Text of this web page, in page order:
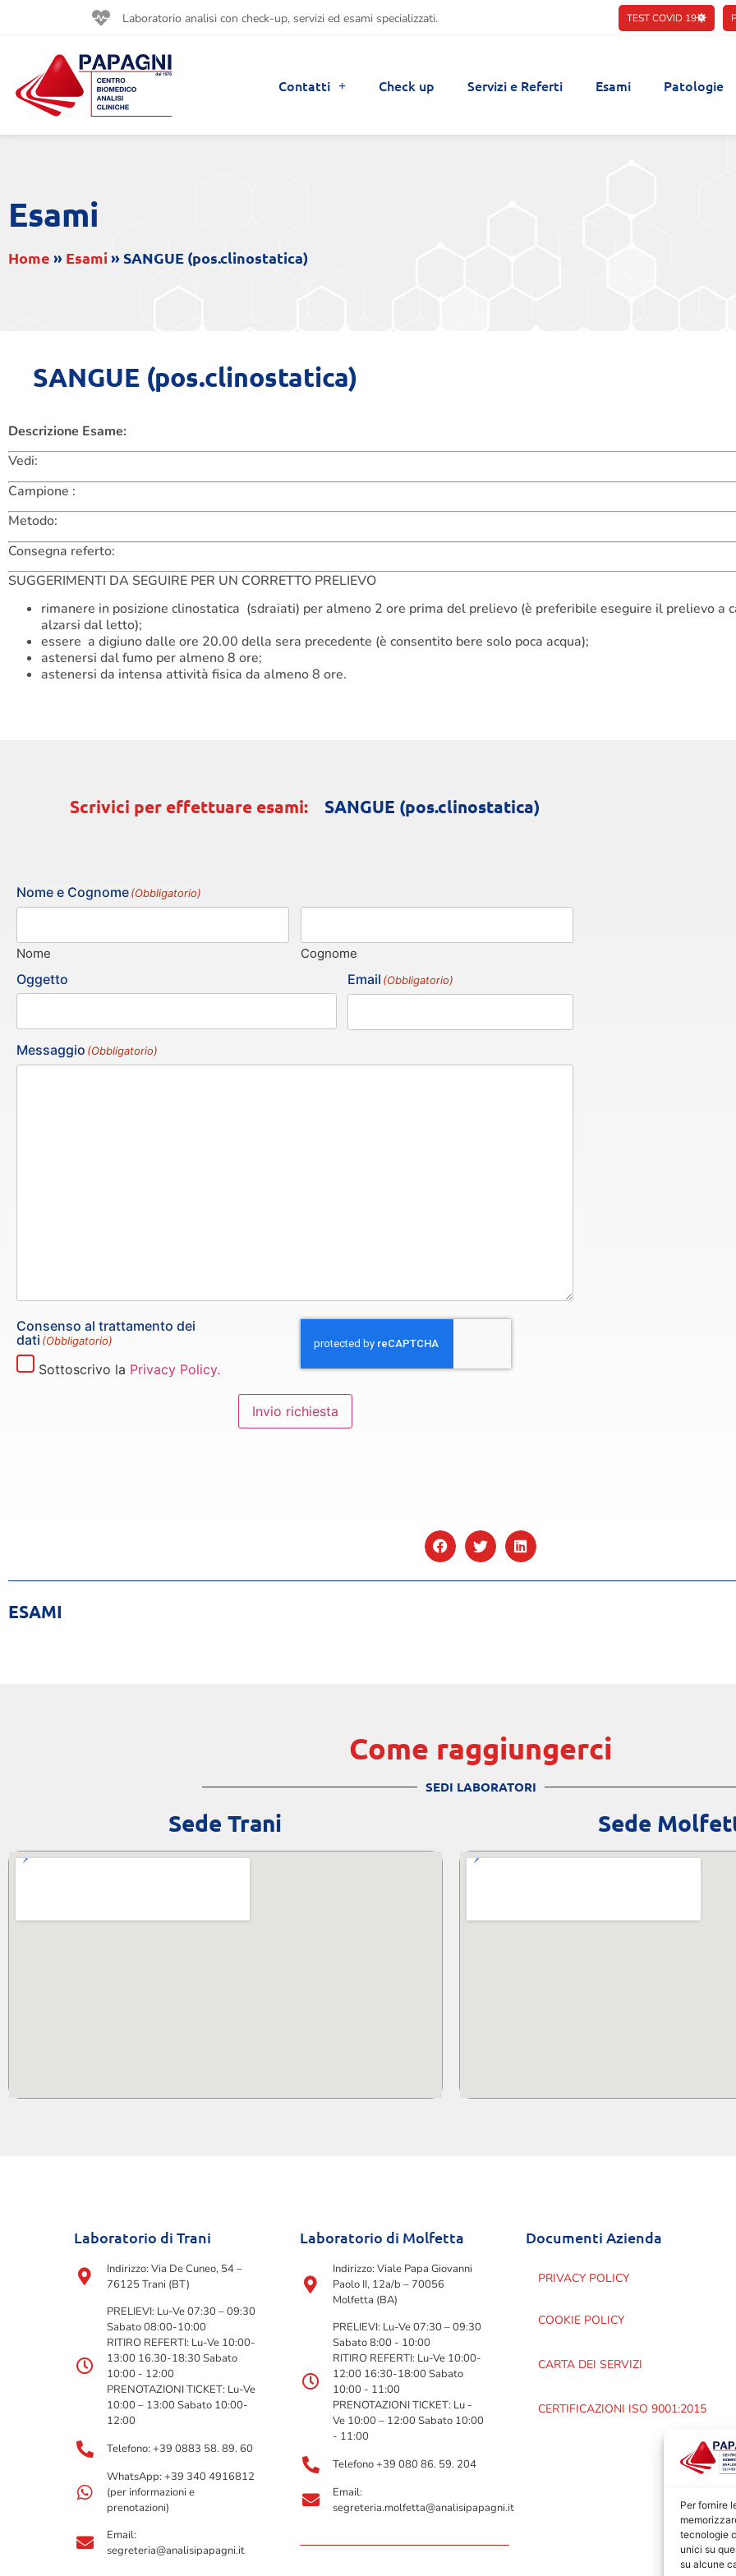
Per fornire
tecnologie
unici su
su alcune
Laboratorio analisi con check-up, servizi ed esami specializzati. TEST COVID 19
Contatti Check up Servizi e Referti Esami Patologie
Esami
Home » Esami» SANGUE (pos.clinostatica)
SANGUE (pos.clinostatica)
Descrizione Esame:
Vedi:
Campione :
Metodo:
Consegna referto:
SUGGERIMENTI DA SEGUIRE PER UN CORRETTO PRELIEVO
rimanere in posizione clinostatica (sdraiati) per almeno 2 ore prima del prelievo (è preferibile eseguire il prelievo a
alzarsi dal letto);
essere a digiuno dalle ore 20.00 della sera precedente (è consentito bere solo poca acqua);
astenersi dal fumo per almeno 8 ore;
astenersi da intensa attività fisica da almeno 8 ore.
Scrivici per effettuare esami: SANGUE (pos.clinostatica)
Nome e Cognome(Obbligatorio)
Nome Cognome
Oggetto Email (Obbligatorio)
Messaggio (Obbligatorio)
Consenso al trattamento dei
dati (Obbligatorio)
Sottoscrivo la Privacy Policy.
Invio richiesta
ESAMI
Come raggiungerci
SEDI LABORATORI
Sede Trani Sede
Laboratorio di Trani
Indirizzo: Via De Cuneo, 54 –
76125 Trani (BT)
PRELIEVI: Lu-Ve 07:30 – 09:30
Sabato 08:00-10:00
RITIRO REFERTI: Lu-Ve 10:00-
13:00 16.30-18:30 Sabato
10:00 - 12:00
PRENOTAZIONI TICKET: Lu-Ve
10:00 – 13:00 Sabato 10:00-
12:00
Telefono: +39 0883 58. 89. 60
WhatsApp: +39 340 4916812
(per informazioni e
prenotazioni)
Email:
segreteria@analisipapagni.it
Laboratorio di Molfetta
Indirizzo: Viale Papa Giovanni
Paolo II, 12a/b – 70056
Molfetta (BA)
PRELIEVI: Lu-Ve 07:30 – 09:30
Sabato 8:00 - 10:00
RITIRO REFERTI: Lu-Ve 10:00-
12:00 16:30-18:00 Sabato
10:00 - 11:00
PRENOTAZIONI TICKET: Lu -
Ve 10:00 – 12:00 Sabato 10:00
- 11:00
Telefono +39 080 86. 59. 204
Email:
segreteria.molfetta@analisipapagni.it
Documenti Azienda
PRIVACY POLICY
COOKIE POLICY
CARTA DEI SERVIZI
CERTIFICAZIONI ISO 9001:2015